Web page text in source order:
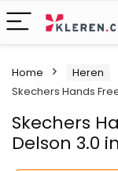
Home Heren
Skechers Hands
Skechers
Delson 3.0